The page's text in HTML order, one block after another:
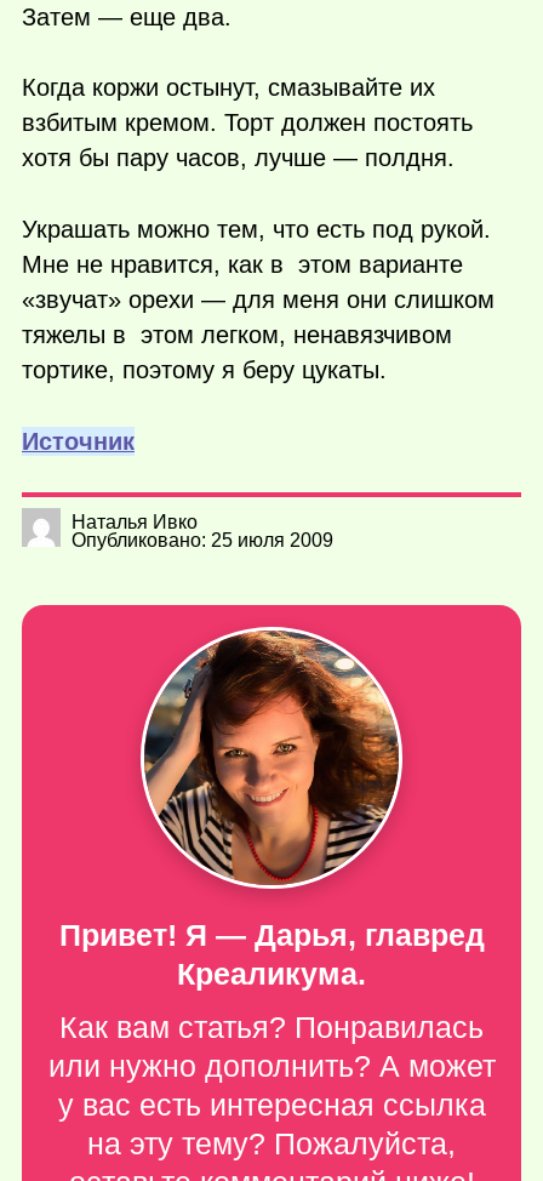
Затем — еще два.
Когда коржи остынут, смазывайте их
взбитым кремом. Торт должен постоять
хотя бы пару часов, лучше — полдня.
Украшать можно тем, что есть под рукой.
Мне не нравится, как в этом варианте
«звучат» орехи — для меня они слишком
тяжелы в этом легком, ненавязчивом
тортике, поэтому я беру цукаты.
Источник
Наталья Ивко
Опубликовано: 25 июля 2009
Привет! Я — Дарья, главред
Креаликума.
Как вам статья? Понравилась
или нужно дополнить? А может
у вас есть интересная ссылка
на эту тему? Пожалуйста,